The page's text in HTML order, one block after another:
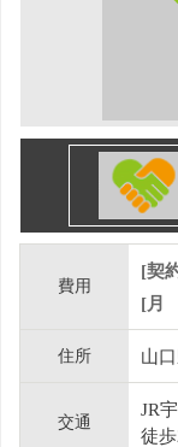
費用
[契
[月
住所 山
交通
JR
徒